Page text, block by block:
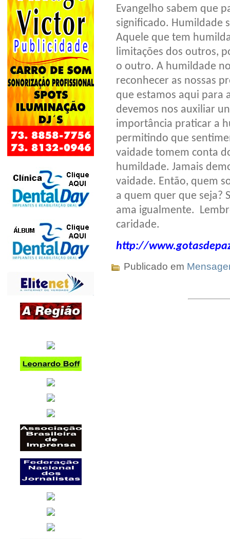
Evangelho sabem que
significado. Humildade
Aquele que tem
limitações dos outros,
o outro. A humildade
reconhecer as nossas
que estamos aqui para
devemos nos auxiliar
importância praticar a
permitindo que
vaidade tomem conta
humildade. Jamais
vaidade. Então, quem
a quem quer que seja?
ama igualmente.
caridade.
http://
Publicado em